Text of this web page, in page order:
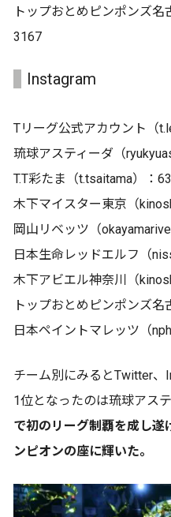
トップおとめピンポンズ名
3167
Instagram
Tリーグ公式アカウント（
琉球アスティーダ（
T.T彩たま（t.tsaitama）：
木下マイスター東京（
岡山リベッツ（
日本生命レッドエルフ（
木下アビエル神奈川（
トップおとめピンポンズ
日本ペイントマレッツ（
チーム別にみるとTwitter
1位となったのは琉球アステ
で初のリーグ制覇を成し遂
ンピオンの座に輝いた。